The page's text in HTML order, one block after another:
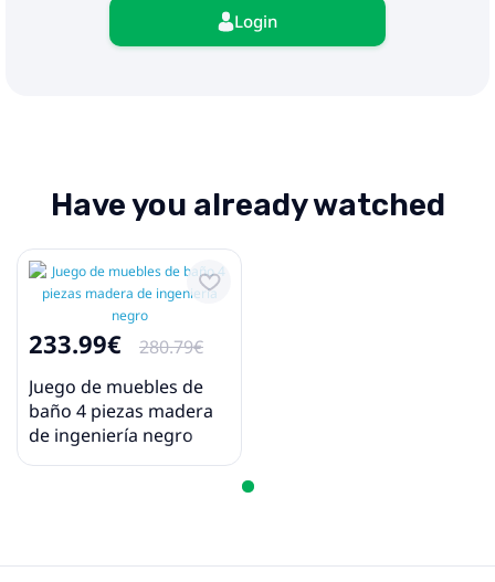
Login
Have you already watched
233.99€
280.79€
Juego de muebles de
baño 4 piezas madera
de ingeniería negro